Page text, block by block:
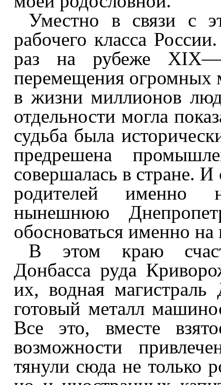
Уместно в связи с
рабочего класса
раз на рубеже
перемещения огромных
в жизни миллионов
отдельности могла
судьба была
предрешена
совершалась в стране.
родителей именно
нынешнюю
обосноваться именно
В этом краю
Донбасса руда
их, водная магистраль
готовый металл
Все это, вместе
возможности
тянули сюда не только